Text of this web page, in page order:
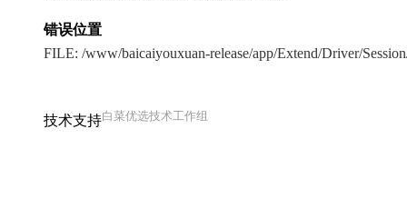
错误位置
FILE: /www/baicaiyouxuan-release/app/Extend/Driver/
技术支持白菜优选技术工作组